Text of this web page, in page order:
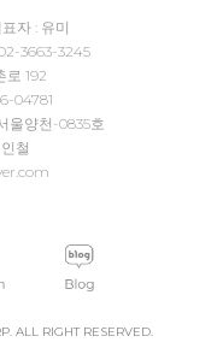
자 : 유미
3663-3245
로 192
04781
울양천-0835호
철
ALL RIGHT RESERVED.